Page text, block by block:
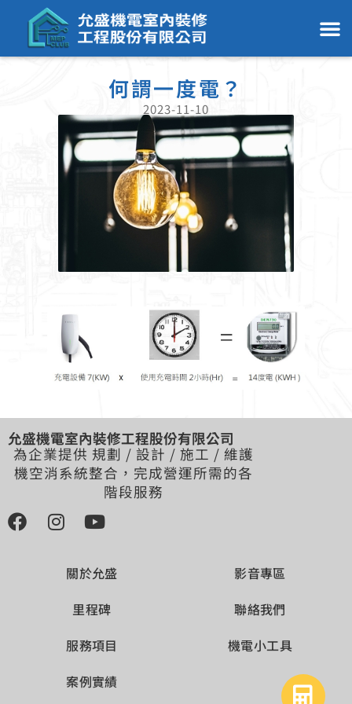
何謂一度電？
2023-11-10
允盛機電室內裝修工程股份有限公司
為企業提供 規劃 / 設計 / 施工 / 維護
機空消系統整合，完成營運所需的各
階段服務
關於允盛
里程碑
服務項目
案例實績
影音專區
聯絡我們
機電小工具